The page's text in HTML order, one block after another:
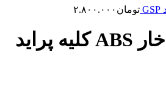
تومان ۲.۸۰۰.۰۰۰
سر پلوس 19خار ABS کلیه پراید